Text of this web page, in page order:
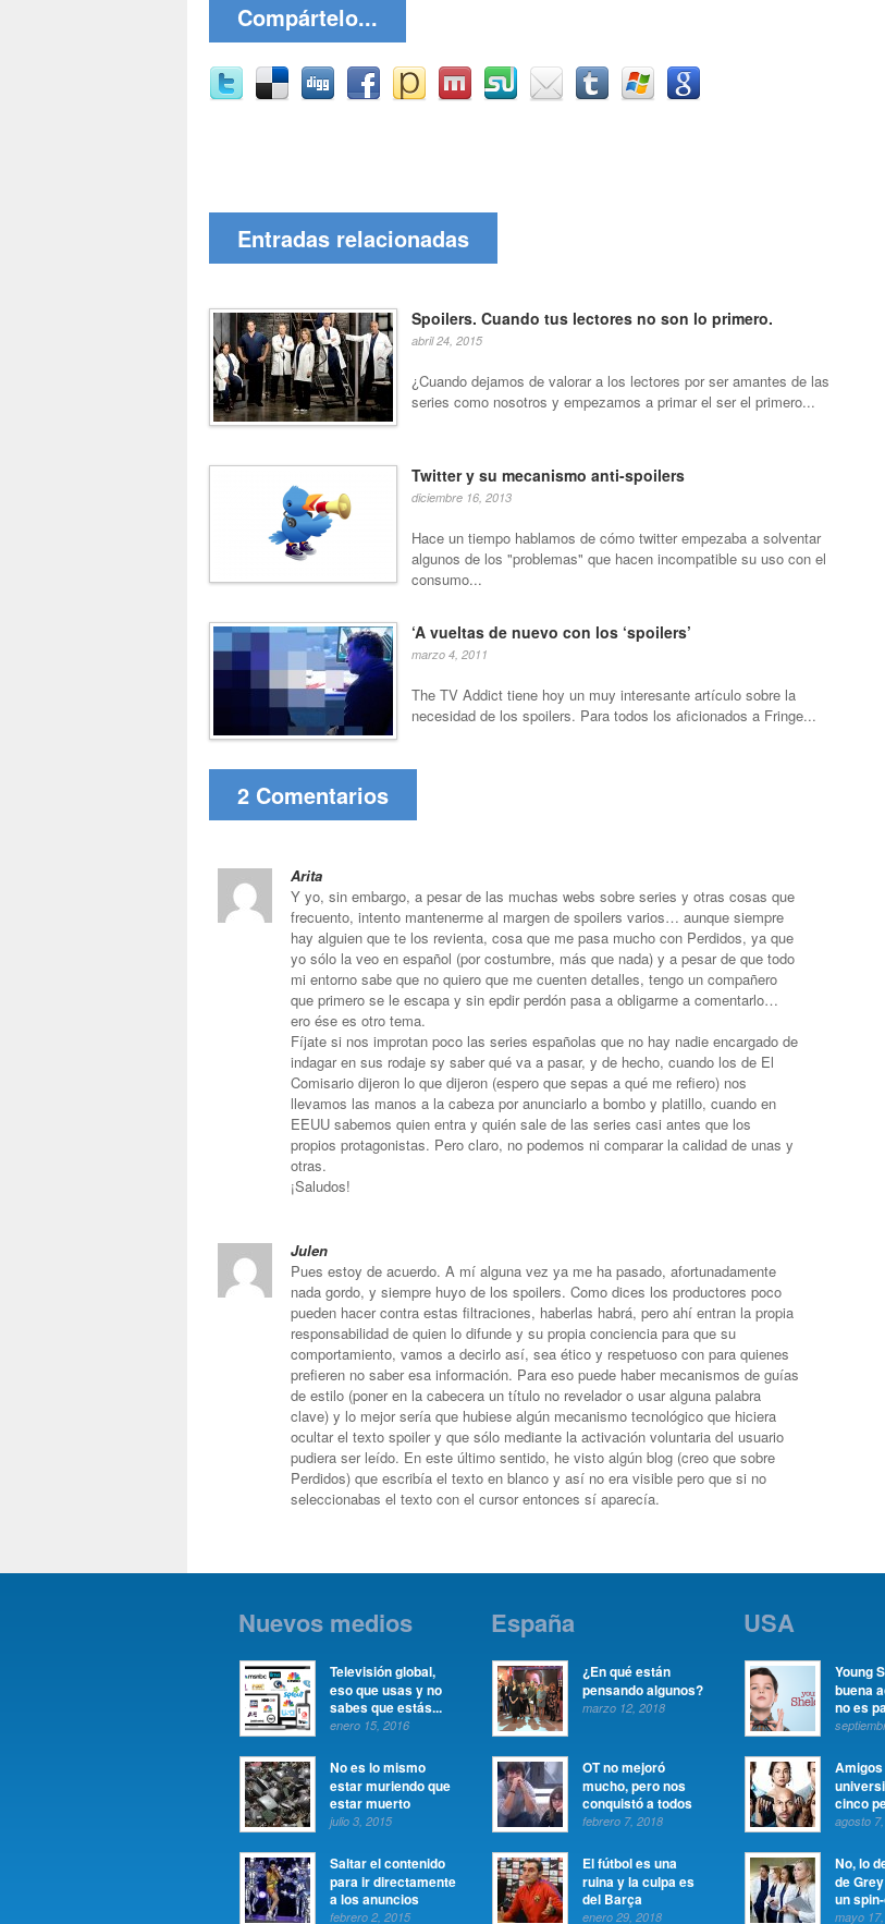
Compártelo...
Entradas relacionadas
Spoilers. Cuando tus lectores no son lo primero.
abril 24, 2015
¿Cuando dejamos de valorar a los lectores por ser amantes de las
series como nosotros y empezamos a primar el ser el primero...
Twitter y su mecanismo anti-spoilers
diciembre 16, 2013
Hace un tiempo hablamos de cómo twitter empezaba a solventar
algunos de los "problemas" que hacen incompatible su uso con el
consumo...
‘A vueltas de nuevo con los ‘spoilers’
marzo 4, 2011
The TV Addict tiene hoy un muy interesante artículo sobre la
necesidad de los spoilers. Para todos los aficionados a Fringe...
2 Comentarios
Arita
Y yo, sin embargo, a pesar de las muchas webs sobre series y otras cosas que
frecuento, intento mantenerme al margen de spoilers varios… aunque siempre
hay alguien que te los revienta, cosa que me pasa mucho con Perdidos, ya que
yo sólo la veo en español (por costumbre, más que nada) y a pesar de que todo
mi entorno sabe que no quiero que me cuenten detalles, tengo un compañero
que primero se le escapa y sin epdir perdón pasa a obligarme a comentarlo…
ero ése es otro tema.
Fíjate si nos improtan poco las series españolas que no hay nadie encargado de
indagar en sus rodaje sy saber qué va a pasar, y de hecho, cuando los de El
Comisario dijeron lo que dijeron (espero que sepas a qué me refiero) nos
llevamos las manos a la cabeza por anunciarlo a bombo y platillo, cuando en
EEUU sabemos quien entra y quién sale de las series casi antes que los
propios protagonistas. Pero claro, no podemos ni comparar la calidad de unas y
otras.
¡Saludos!
Julen
Pues estoy de acuerdo. A mí alguna vez ya me ha pasado, afortunadamente
nada gordo, y siempre huyo de los spoilers. Como dices los productores poco
pueden hacer contra estas filtraciones, haberlas habrá, pero ahí entran la propia
responsabilidad de quien lo difunde y su propia conciencia para que su
comportamiento, vamos a decirlo así, sea ético y respetuoso con para quienes
prefieren no saber esa información. Para eso puede haber mecanismos de guías
de estilo (poner en la cabecera un título no revelador o usar alguna palabra
clave) y lo mejor sería que hubiese algún mecanismo tecnológico que hiciera
ocultar el texto spoiler y que sólo mediante la activación voluntaria del usuario
pudiera ser leído. En este último sentido, he visto algún blog (creo que sobre
Perdidos) que escribía el texto en blanco y así no era visible pero que si no
seleccionabas el texto con el cursor entonces sí aparecía.
Nuevos medios
Televisión global,
eso que usas y no
sabes que estás...
enero 15, 2016
No es lo mismo
estar muriendo que
estar muerto
julio 3, 2015
Saltar el contenido
para ir directamente
a los anuncios
febrero 2, 2015
España
¿En qué están
pensando algunos?
marzo 12, 2018
OT no mejoró
mucho, pero nos
conquistó a todos
febrero 7, 2018
El fútbol es una
ruina y la culpa es
del Barça
enero 29, 2018
USA
Young
buena
no es
Amigos
cinco
agosto
No, lo
de
un
mayo